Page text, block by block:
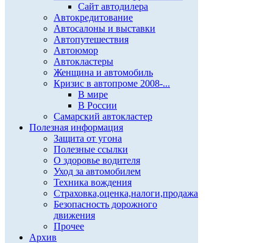
Сайт автодилера
Автокредитование
Автосалоны и выставки
Автопутешествия
Автоюмор
Автокластеры
Женщина и автомобиль
Кризис в автопроме 2008-...
В мире
В России
Самарский автокластер
Полезная информация
Защита от угона
Полезные ссылки
О здоровье водителя
Уход за автомобилем
Техника вождения
Страховка,оценка,налоги,продажа
Безопасность дорожного
движения
Прочее
Архив